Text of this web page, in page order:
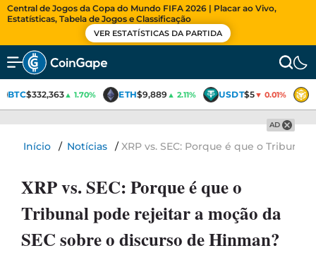
Central de Jogos da Copa do Mundo FIFA 2026 | Placar ao Vivo,
Estatísticas, Tabela de Jogos e Classificação
VER ESTATÍSTICAS DA PARTIDA
BTC$332,363▲ 1.70% ETH$9,889▲ 2.11% USDT$5▼ 0.01%
AD
Início / Notícias /XRP vs. SEC: Porque é que o
XRP vs. SEC: Porque é que o
Tribunal pode rejeitar a moção da
SEC sobre o discurso de Hinman?